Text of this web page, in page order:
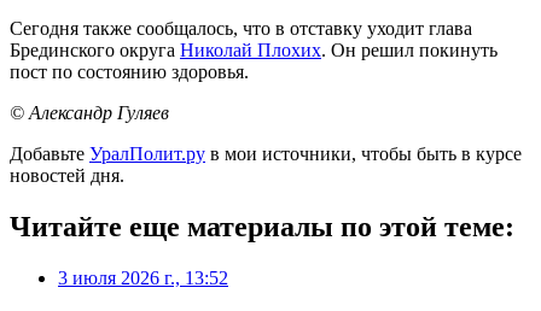
Сегодня также сообщалось, что в отставку уходит глава
Брединского округа Николай Плохих. Он решил покинуть
пост по состоянию здоровья.
© Александр Гуляев
Добавьте УралПолит.ру в мои источники, чтобы быть в курсе
новостей дня.
Читайте еще материалы по этой теме:
3 июля 2026 г., 13:52